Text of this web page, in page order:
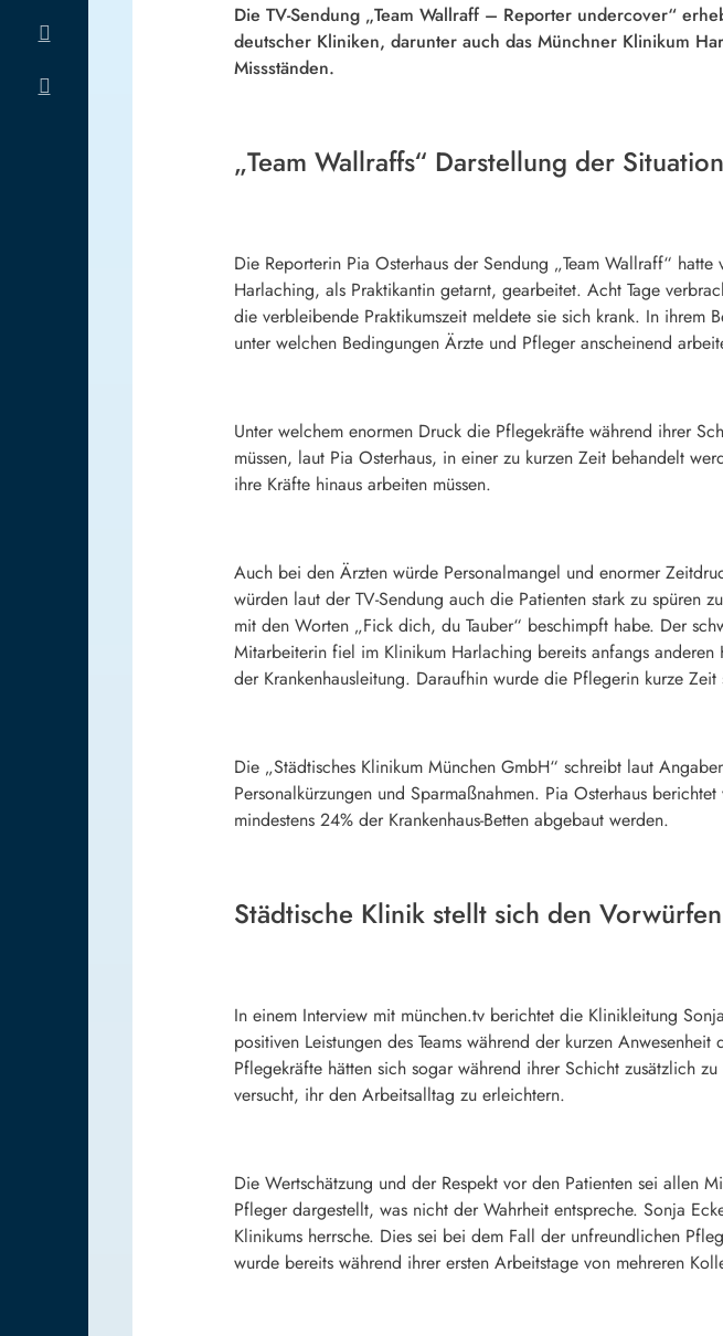
Die TV-Sendung „Team Wallraff – Reporter undercover“
deutscher Kliniken, darunter auch das Münchner Klinikum
Missständen.
„Team Wallraffs“ Darstellung der Situation
Die Reporterin Pia Osterhaus der Sendung „Team Wallraff“
Harlaching, als Praktikantin getarnt, gearbeitet. Acht Tage
die verbleibende Praktikumszeit meldete sie sich krank. In
unter welchen Bedingungen Ärzte und Pfleger anscheinend
Unter welchem enormen Druck die Pflegekräfte während ihrer
müssen, laut Pia Osterhaus, in einer zu kurzen Zeit behandelt
ihre Kräfte hinaus arbeiten müssen.
Auch bei den Ärzten würde Personalmangel und enormer
würden laut der TV-Sendung auch die Patienten stark zu spüren
mit den Worten „Fick dich, du Tauber“ beschimpft habe. Der
Mitarbeiterin fiel im Klinikum Harlaching bereits anfangs
der Krankenhausleitung. Daraufhin wurde die Pflegerin kurze
Die „Städtisches Klinikum München GmbH“ schreibt laut
Personalkürzungen und Sparmaßnahmen. Pia Osterhaus
mindestens 24% der Krankenhaus-Betten abgebaut werden.
Städtische Klinik stellt sich den Vorwürfen
In einem Interview mit münchen.tv berichtet die Klinikleitung
positiven Leistungen des Teams während der kurzen
Pflegekräfte hätten sich sogar während ihrer Schicht zusätzlich
versucht, ihr den Arbeitsalltag zu erleichtern.
Die Wertschätzung und der Respekt vor den Patienten sei allen
Pfleger dargestellt, was nicht der Wahrheit entspreche. Sonja
Klinikums herrsche. Dies sei bei dem Fall der unfreundlichen
wurde bereits während ihrer ersten Arbeitstage von mehreren